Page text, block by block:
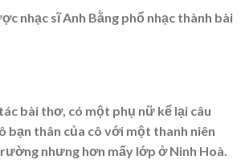
nhạc sĩ Anh Bằng phổ nhạc thành bài
bài thơ, có một phụ nữ kể lại câu
bạn thân của cô với một thanh niên
nhưng hơn mấy lớp ở Ninh Hoà.